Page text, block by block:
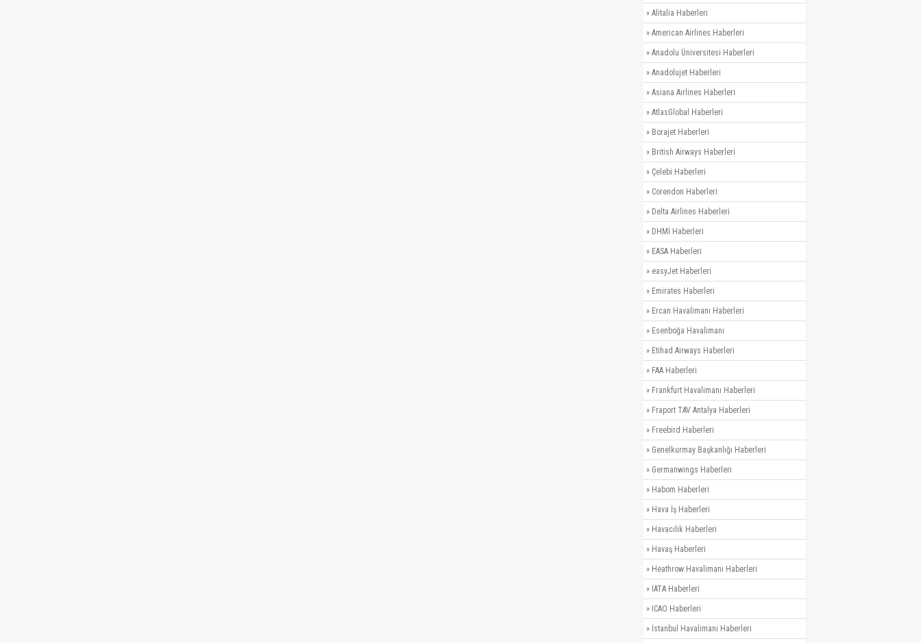
» Alitalia Haberleri
» American Airlines Haberleri
» Anadolu Üniversitesi Haberleri
» Anadolujet Haberleri
» Asiana Airlines Haberleri
» AtlasGlobal Haberleri
» Borajet Haberleri
» British Airways Haberleri
» Çelebi Haberleri
» Corendon Haberleri
» Delta Airlines Haberleri
» DHMİ Haberleri
» EASA Haberleri
» easyJet Haberleri
» Emirates Haberleri
» Ercan Havalimanı Haberleri
» Esenboğa Havalimanı
» Etihad Airways Haberleri
» FAA Haberleri
» Frankfurt Havalimanı Haberleri
» Fraport TAV Antalya Haberleri
» Freebird Haberleri
» Genelkurmay Başkanlığı Haberleri
» Germanwings Haberleri
» Habom Haberleri
» Hava İş Haberleri
» Havacılık Haberleri
» Havaş Haberleri
» Heathrow Havalimanı Haberleri
» IATA Haberleri
» ICAO Haberleri
» İstanbul Havalimanı Haberleri